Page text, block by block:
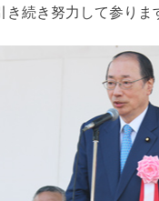
き続き努力して参りま